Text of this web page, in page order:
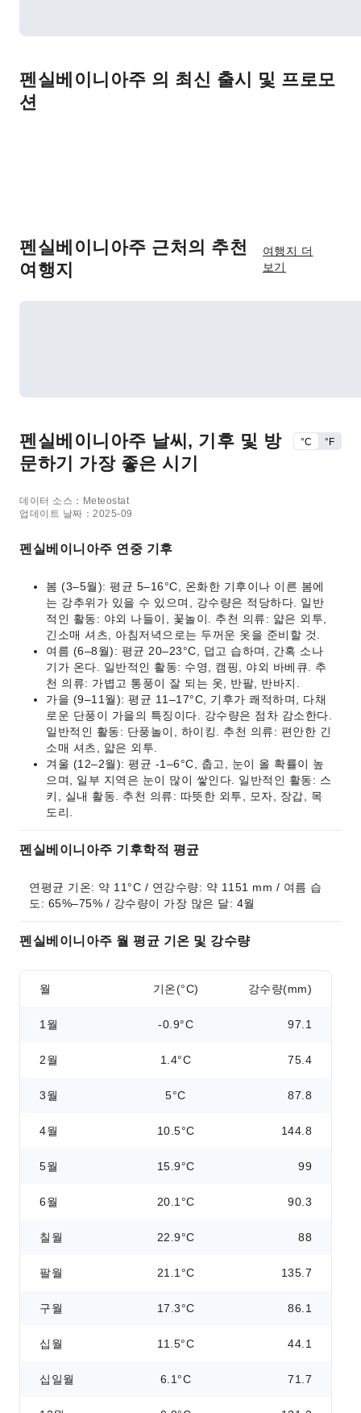
펜실베이니아주 의 최신 출시 및 프로모
션
펜실베이니아주 근처의 추천
여행지
여행지 더
보기
펜실베이니아주 날씨, 기후 및 방
문하기 가장 좋은 시기
°C °F
데이터 소스：Meteostat
업데이트 날짜：2025-09
펜실베이니아주 연중 기후
봄 (3–5월): 평균 5–16°C, 온화한 기후이나 이른 봄에
는 강추위가 있을 수 있으며, 강수량은 적당하다. 일반
적인 활동: 야외 나들이, 꽃놀이. 추천 의류: 얇은 외투,
긴소매 셔츠, 아침저녁으로는 두꺼운 옷을 준비할 것.
여름 (6–8월): 평균 20–23°C, 덥고 습하며, 간혹 소나
기가 온다. 일반적인 활동: 수영, 캠핑, 야외 바베큐. 추
천 의류: 가볍고 통풍이 잘 되는 옷, 반팔, 반바지.
가을 (9–11월): 평균 11–17°C, 기후가 쾌적하며, 다채
로운 단풍이 가을의 특징이다. 강수량은 점차 감소한다.
일반적인 활동: 단풍놀이, 하이킹. 추천 의류: 편안한 긴
소매 셔츠, 얇은 외투.
겨울 (12–2월): 평균 -1–6°C, 춥고, 눈이 올 확률이 높
으며, 일부 지역은 눈이 많이 쌓인다. 일반적인 활동: 스
키, 실내 활동. 추천 의류: 따뜻한 외투, 모자, 장갑, 목
도리.
펜실베이니아주 기후학적 평균
연평균 기온: 약 11°C / 연강수량: 약 1151 mm / 여름 습
도: 65%–75% / 강수량이 가장 많은 달: 4월
펜실베이니아주 월 평균 기온 및 강수량
월 기온(°C) 강수량(mm)
1월 -0.9°C 97.1
2월 1.4°C 75.4
3월 5°C 87.8
4월 10.5°C 144.8
5월 15.9°C 99
6월 20.1°C 90.3
칠월 22.9°C 88
팔월 21.1°C 135.7
구월 17.3°C 86.1
십월 11.5°C 44.1
십일월 6.1°C 71.7